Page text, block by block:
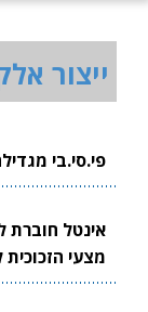
ייצור
פי.סי.בי
אינטל חוברת
מצעי